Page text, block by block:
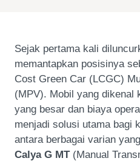
Sejak pertama kali
memantapkan posisinya
Cost Green Car (LCGC)
(MPV). Mobil yang dikenal
yang besar dan biaya
menjadi solusi utama bagi
antara berbagai varian
Calya G MT(Manual